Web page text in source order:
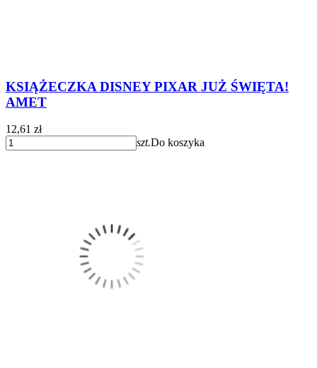
KSIĄŻECZKA DISNEY PIXAR JUŻ ŚWIĘTA!
AMET
12,61 zł
szt.Do koszyka